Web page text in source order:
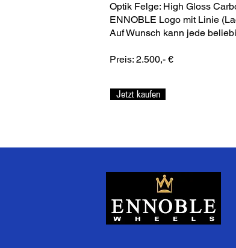
Optik Felge: High Gloss
ENNOBLE Logo mit Linie
Auf Wunsch kann jede
Preis: 2.500,- €
Jetzt kaufen